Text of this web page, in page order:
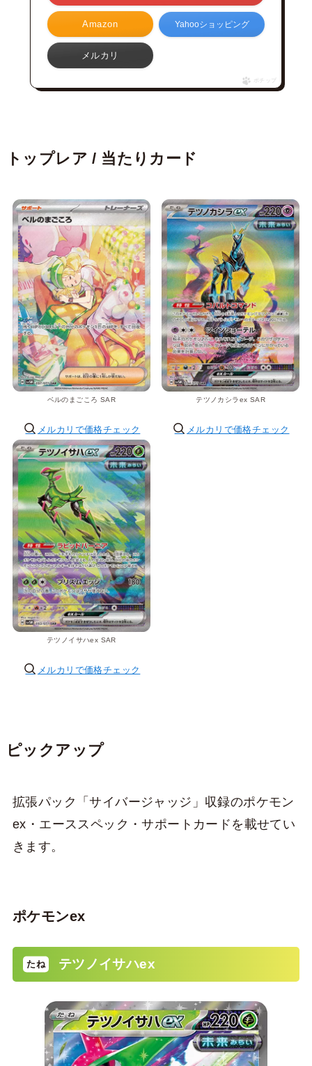
Amazon Yahooショッピング
メルカリ
ポチップ
トップレア / 当たりカード
ベルのまごころ SAR
メルカリで価格チェック
テツノカシラex SAR
メルカリで価格チェック
テツノイサハex SAR
メルカリで価格チェック
ピックアップ
拡張パック「サイバージャッジ」収録のポケモン
ex・エーススペック・サポートカードを載せてい
きます。
ポケモンex
テツノイサハex